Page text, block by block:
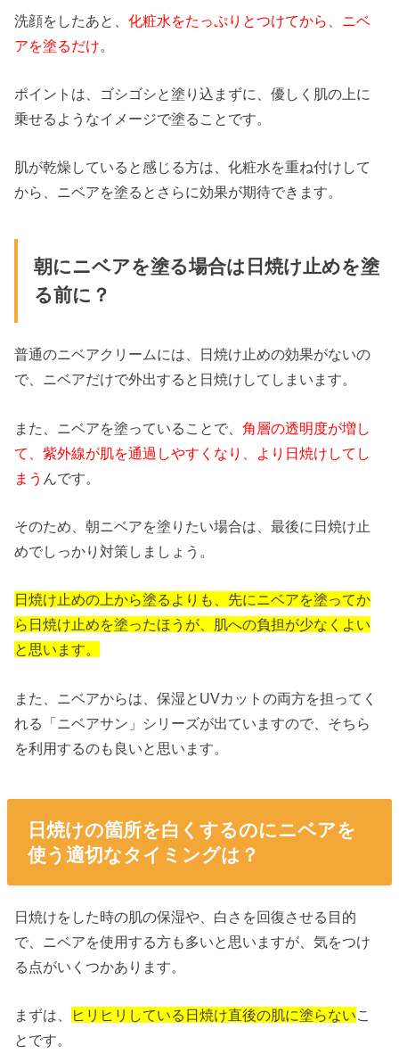
洗顔をしたあと、化粧水をたっぷりとつけてから、ニベ
アを塗るだけ。
ポイントは、ゴシゴシと塗り込まずに、優しく肌の上に
乗せるようなイメージで塗ることです。
肌が乾燥していると感じる方は、化粧水を重ね付けして
から、ニベアを塗るとさらに効果が期待できます。
朝にニベアを塗る場合は日焼け止めを塗
る前に？
普通のニベアクリームには、日焼け止めの効果がないの
で、ニベアだけで外出すると日焼けしてしまいます。
また、ニベアを塗っていることで、角層の透明度が増し
て、紫外線が肌を通過しやすくなり、より日焼けしてし
まう んです。
そのため、朝ニベアを塗りたい場合は、最後に日焼け止
めでしっかり対策しましょう。
日焼け止めの上から塗るよりも、先にニベアを塗ってか
ら日焼け止めを塗ったほうが、肌への負担が少なくよい
と思います。
また、ニベアからは、保湿とUVカットの両方を担ってく
れる「ニベアサン」シリーズが出ていますので、そちら
を利用するのも良いと思います。
日焼けの箇所を白くするのにニベアを
使う適切なタイミングは？
日焼けをした時の肌の保湿や、白さを回復させる目的
で、ニベアを使用する方も多いと思いますが、気をつけ
る点がいくつかあります。
まずは、 ヒリヒリしている日焼け直後の肌に塗らないこ
とです。